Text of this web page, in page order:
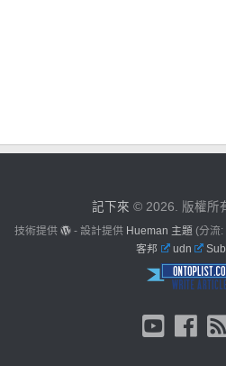
記下來 © 2026. 版權所
技術提供 - 設計提供 Hueman 主題 (分流:
客邦
udn